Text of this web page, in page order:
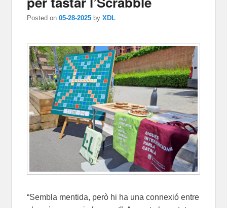
Posted on05-28-2025 byXDL
“Sembla mentida, però hi ha una connexió entre